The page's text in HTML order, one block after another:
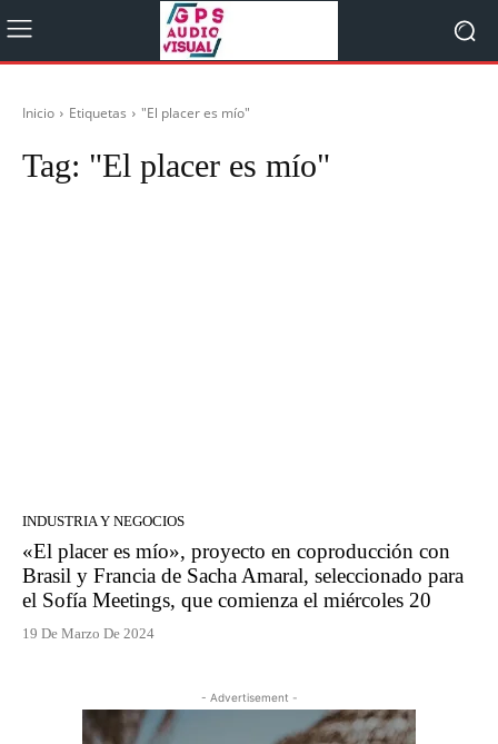
Inicio Etiquetas "El placer es mío"
Tag: "El placer es mío"
INDUSTRIA Y NEGOCIOS
«El placer es mío», proyecto en coproducción con
Brasil y Francia de Sacha Amaral, seleccionado para
el Sofía Meetings, que comienza el miércoles 20
19 De Marzo De 2024
- Advertisement -